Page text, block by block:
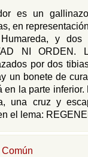
es un
en
y
NI
por dos
un bonete de
en la parte
una cruz y
el lema: